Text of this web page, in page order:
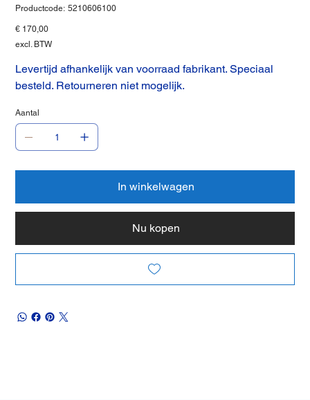
Productcode: Productcode
5210606100
Prijs
€ 170,00
excl. BTW
Levertijd afhankelijk van voorraad fabrikant. Speciaal
besteld. Retourneren niet mogelijk.
Aantal
In winkelwagen
Nu kopen